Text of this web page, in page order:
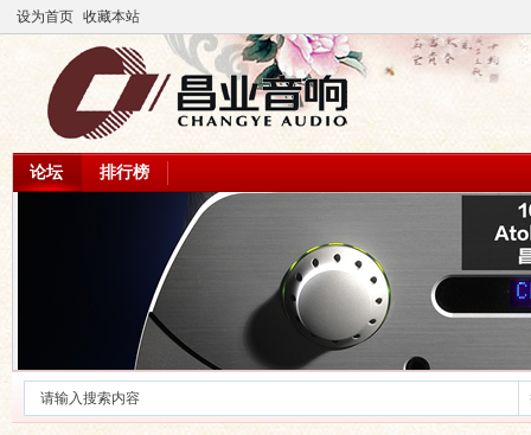
设为首页 收藏本站
论坛 排行榜